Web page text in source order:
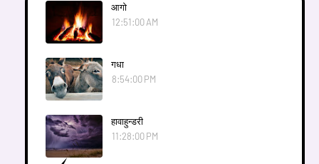
आगाे
12:51:00 AM
गधा
8:54:00 PM
हावाहुन्डरी
11:28:00 PM